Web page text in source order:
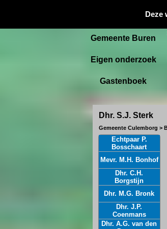
Deze
Gemeente Buren
Eigen onderzoek
Gastenboek
Dhr. S.J. Sterk
Gemeente Culemborg >
Echtpaar P.
Bosschaart
Mevr. M.H. Bonhof
Dhr. C.H.
Borgstijn
Dhr. M.G. Bronk
Dhr. J.P.
Coenmans
Dhr. A.G. van den